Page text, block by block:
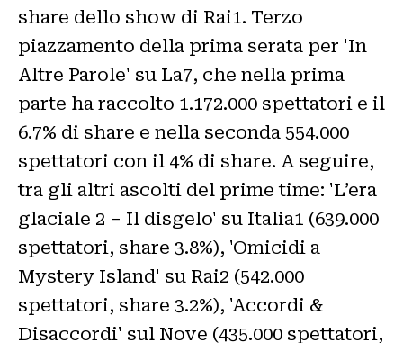
share dello show di Rai1. Terzo
piazzamento della prima serata per 'In
Altre Parole' su La7, che nella prima
parte ha raccolto 1.172.000 spettatori e il
6.7% di share e nella seconda 554.000
spettatori con il 4% di share. A seguire,
tra gli altri ascolti del prime time: 'L’era
glaciale 2 – Il disgelo' su Italia1 (639.000
spettatori, share 3.8%), 'Omicidi a
Mystery Island' su Rai2 (542.000
spettatori, share 3.2%), 'Accordi &
Disaccordi' sul Nove (435.000 spettatori,